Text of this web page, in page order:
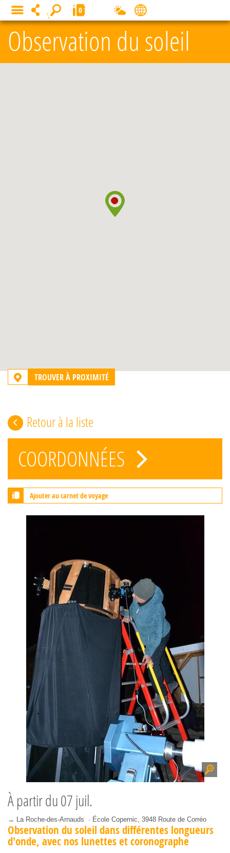
Observation du soleil
TROUVER À PROXIMITÉ
Retour à la liste
COORDONNÉES
Ajouter au carnet de voyage
À partir du07 juil.
→ La Roche-des-Arnauds · École Copernic, 3948 Route de Corréo
Observation du soleil dans différentes longueurs
d'onde, avec nos lunettes et coronographe
MENU 0
Panneau de gestion des cookies